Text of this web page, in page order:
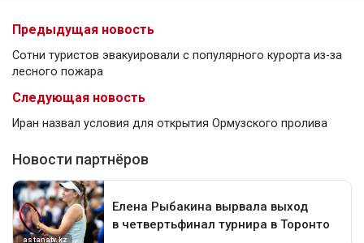
Предыдущая новость
Сотни туристов эвакуировали с популярного курорта из-за
лесного пожара
Следующая новость
Иран назвал условия для открытия Ормузского пролива